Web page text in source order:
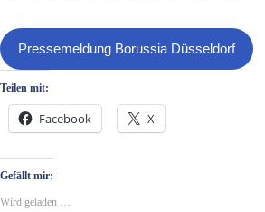
Pressemeldung Borussia Düsseldorf
Teilen mit:
Facebook X
Gefällt mir:
Wird geladen …